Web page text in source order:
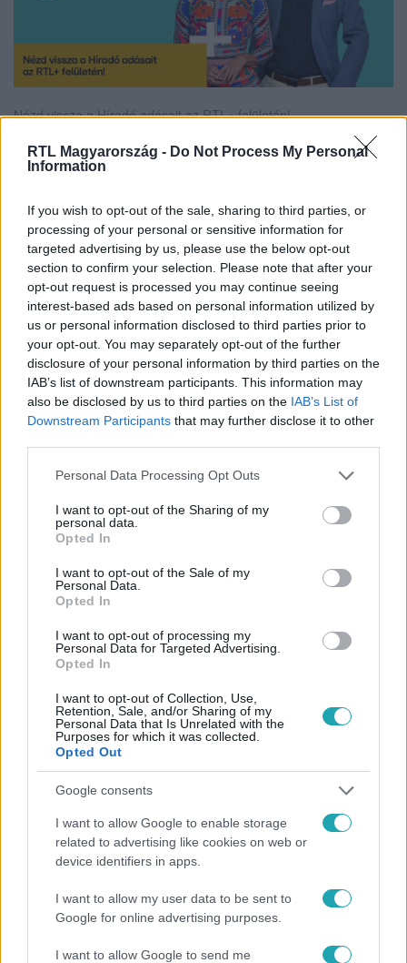
RTL Magyarország - Do Not Process My Personal
Information
If you wish to opt-out of the sale, sharing to third parties, or
processing of your personal or sensitive information for
targeted advertising by us, please use the below opt-out
section to confirm your selection. Please note that after your
opt-out request is processed you may continue seeing
interest-based ads based on personal information utilized by
us or personal information disclosed to third parties prior to
your opt-out. You may separately opt-out of the further
disclosure of your personal information by third parties on the
IAB’s list of downstream participants. This information may
also be disclosed by us to third parties on the IAB’s List of
Downstream Participants that may further disclose it to other
Please note that this website/app uses one or more Google
not limited to your visit or usage behaviour. You may click to
grant or deny consent to Google and its third-party tags to
use your data for below specified purposes in below Google
consent section.
Personal Data Processing Opt Outs
I want to opt-out of the Sharing of my
personal data.
Opted In
I want to opt-out of the Sale of my
Personal Data.
Opted In
I want to opt-out of processing my
Personal Data for Targeted Advertising.
Opted In
I want to opt-out of Collection, Use,
Retention, Sale, and/or Sharing of my
Personal Data that Is Unrelated with the
Purposes for which it was collected.
Opted Out
Google consents
I want to allow Google to enable storage
related to advertising like cookies on web or
device identifiers in apps.
I want to allow my user data to be sent to
Google for online advertising purposes.
I want to allow Google to send me
Nézd vissza a Híradó adásait az RTL+ felületén!
legyen a Google-találatokban!
Kövess minket, és értesülj a friss hírekről a
Facebookon is!
Követem
HÍRADÓ #VIDEÓ #ADÁSRÉSZLETEK
TOP HÍREK
KÓRHÁZI FERTŐZÉS
Népszerű